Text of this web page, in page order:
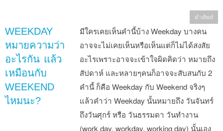
WEEKDAY
หมายความว่า
อะไรกัน แล้ว
เหมือนกับ
WEEKEND
ไหมนะ?
มีใครเคยเห็นคำนี้บ้าง Weekday บางคน
อาจจะไม่เคยเห็นหรือเห็นแต่ก็ไม่ได้สงสัย
อะไรเพราะอาจจะเข้าใจผิดคิดว่า หมายถึง
สัปดาห์ และหลายๆคนก็อาจจะสับสนกับ 2
คำนี้ ก็คือ Weekday กับ Weekend จริงๆ
แล้วคำว่า Weekday นั้นหมายถึง วันจันทร์
ถึงวันศุกร์ หรือ วันธรรมดา วันทำงาน
(work day, workday, working day) นั้นเอง
คำศัพท์